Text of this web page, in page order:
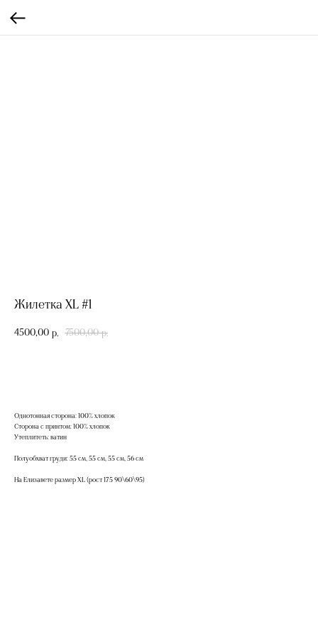
Жилетка XL #1
4500,00 р. 7500,00 р.
Однотонная сторона: 100% хлопок
Сторона с принтом: 100% хлопок
Утеплитеть: ватин
Полуобхват груди: 55 см, 55 см, 55 см, 56 см
На Елизавете размер XL (рост 175 90\60\95)